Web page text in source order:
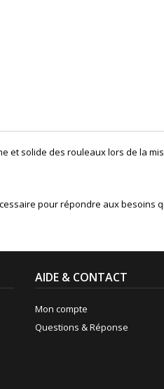
et solide des rouleaux lors de la
pour répondre aux besoins
AIDE & CONTACT
Mon compte
Questions & Réponse